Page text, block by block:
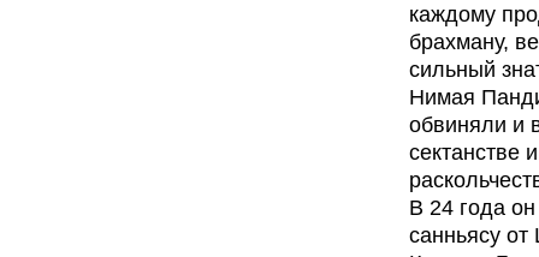
каждому
брахману,
сильный
Нимая
обвиняли и
сектанстве и
В 24 года
санньясу